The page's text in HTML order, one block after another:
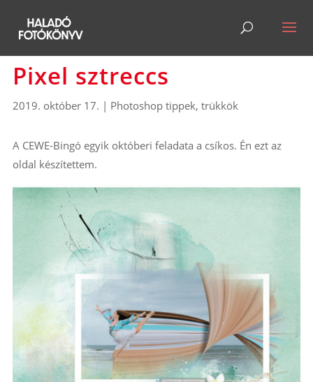
Pixel sztreccs
2019. október 17. | Photoshop tippek, trükkök
A CEWE-Bingó egyik októberi feladata a csíkos. Én ezt az
oldal készítettem.